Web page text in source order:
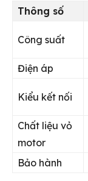
Thông số
Công suất
Điện áp
Kiểu kết nối
Chất liệu vỏ
motor
Bảo hành